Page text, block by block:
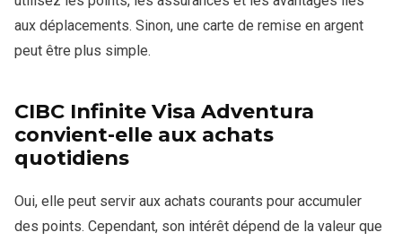
aux déplacements. Sinon, une carte de remise en argent
peut être plus simple.
CIBC Infinite Visa Adventura
convient-elle aux achats
quotidiens
Oui, elle peut servir aux achats courants pour accumuler
des points. Cependant, son intérêt dépend de la valeur que